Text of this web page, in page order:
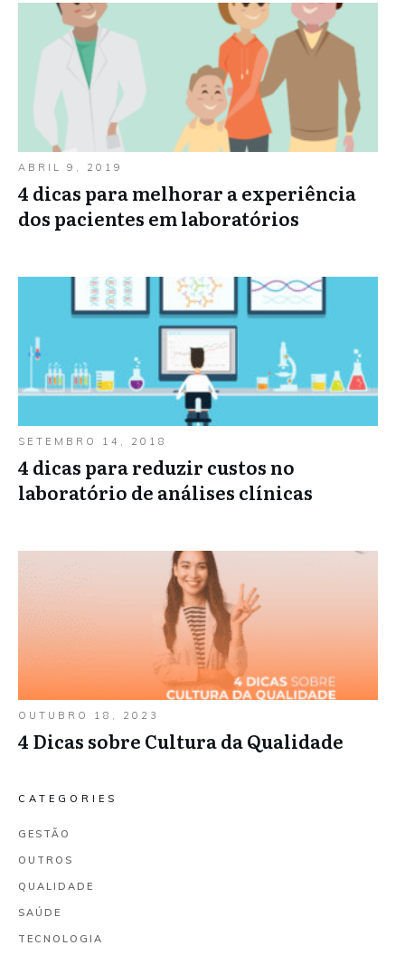
ABRIL 9, 2019
4 dicas para melhorar a experiência
dos pacientes em laboratórios
SETEMBRO 14, 2018
4 dicas para reduzir custos no
laboratório de análises clínicas
OUTUBRO 18, 2023
4 Dicas sobre Cultura da Qualidade
CATEGORIES
GESTÃO
OUTROS
QUALIDADE
SAÚDE
TECNOLOGIA